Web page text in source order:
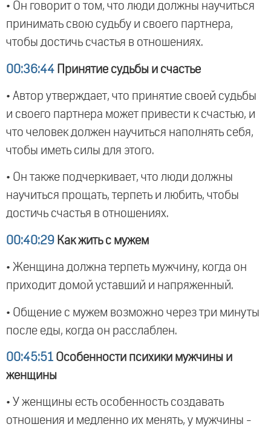
• Он говорит о том, что люди должны научиться
принимать свою судьбу и своего партнера,
чтобы достичь счастья в отношениях.
00:36:44 Принятие судьбы и счастье
• Автор утверждает, что принятие своей судьбы
и своего партнера может привести к счастью, и
что человек должен научиться наполнять себя,
чтобы иметь силы для этого.
• Он также подчеркивает, что люди должны
научиться прощать, терпеть и любить, чтобы
достичь счастья в отношениях.
00:40:29 Как жить с мужем
• Женщина должна терпеть мужчину, когда он
приходит домой уставший и напряженный.
• Общение с мужем возможно через три минуты
после еды, когда он расслаблен.
00:45:51 Особенности психики мужчины и
женщины
• У женщины есть особенность создавать
отношения и медленно их менять, у мужчины -